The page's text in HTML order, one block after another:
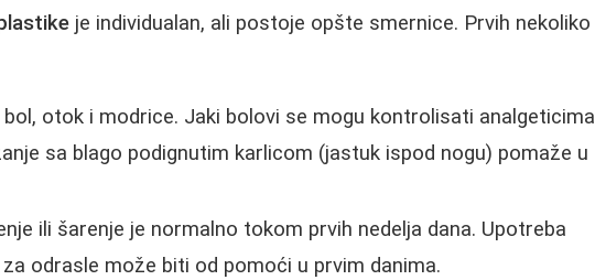
je individualan, ali postoje opšte smernice. Prvih nekoliko
bol, otok i modrice. Jaki bolovi se mogu kontrolisati analgeticima
sa blago podignutim karlicom (jastuk ispod nogu) pomaže u
ili šarenje je normalno tokom prvih nedelja dana. Upotreba
odrasle može biti od pomoći u prvim danima.